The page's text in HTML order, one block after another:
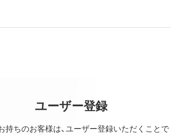
ユーザー登録
持ちのお客様は、ユーザー登録いただくことで